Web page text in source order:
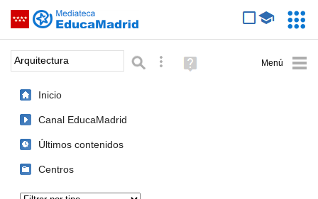
Saltar navegación
Palabra o frase: Búsqueda avanzada
Ayuda
(en
Inicio
Canal EducaMadrid
Últimos contenidos
Centros